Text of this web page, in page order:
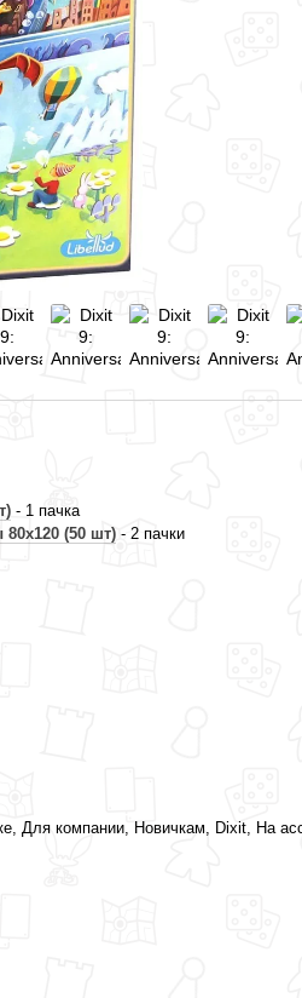
- 1 пачка
(50 шт) - 2 пачки
Для компании, Новичкам, Dixit, На
(Диксит 10: